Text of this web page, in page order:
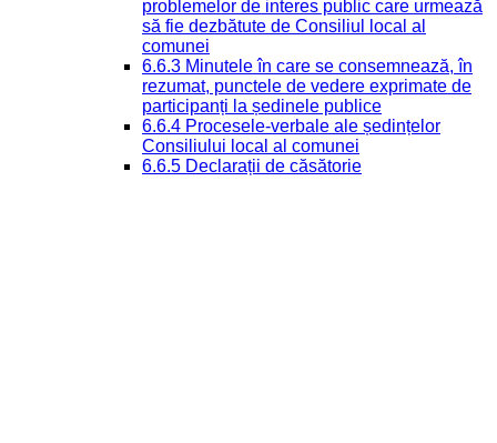
problemelor de interes public care urmează
să fie dezbătute de Consiliul local al
comunei
6.6.3 Minutele în care se consemnează, în
rezumat, punctele de vedere exprimate de
participanți la ședinele publice
6.6.4 Procesele-verbale ale ședințelor
Consiliului local al comunei
6.6.5 Declarații de căsătorie